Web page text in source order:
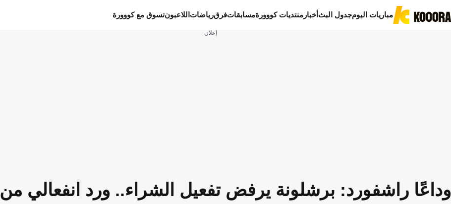
مباريات اليومجدول البثأخبار منتديات كووورةمسابقاتفرقرياضات اللاعبونتسوق مع كووورة
إعلان
وداعًا راشفورد: برشلونة يرفض تفعيل الشراء.. ورد انفعالي من